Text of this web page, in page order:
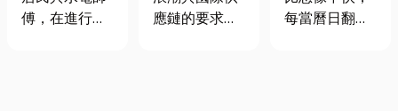
傅，在進行居
實用指南
應鏈的要求，
點哪裡買？台
每當曆日翻到